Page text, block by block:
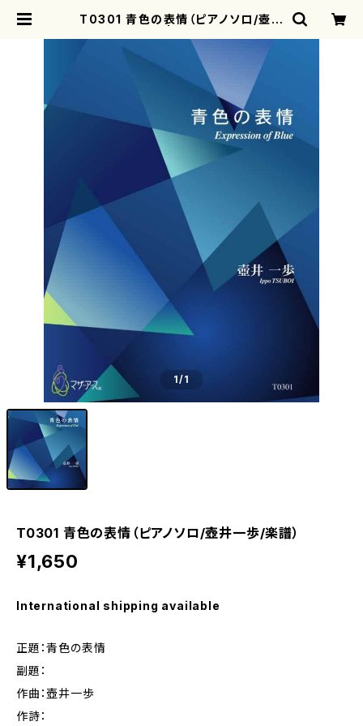
T0301 青色の表情（ピアノソロ/壺井
1/1
T0301 青色の表情（ピアノソロ/壺井一歩/楽譜）
¥1,650
International shipping available
正題：青色の表情
副題：
作曲：壺井一歩
作詩：